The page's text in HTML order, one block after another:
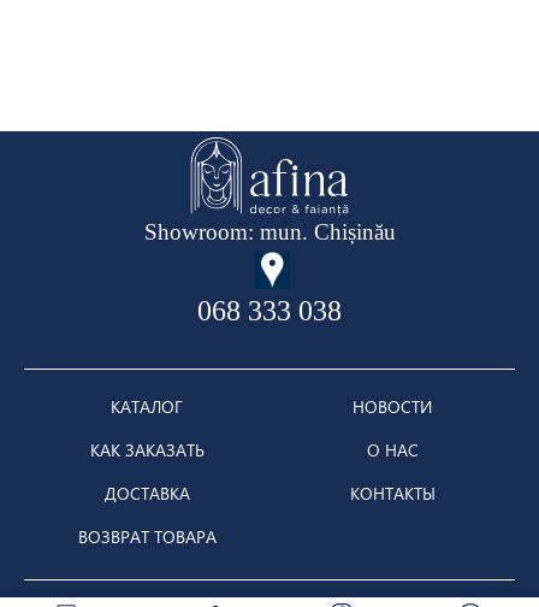
Showroom: mun. Chișinău
068 333 038
КАТАЛОГ
КАК ЗАКАЗАТЬ
ДОСТАВКА
ВОЗВРАТ ТОВАРА
НОВОСТИ
О НАС
КОНТАКТЫ